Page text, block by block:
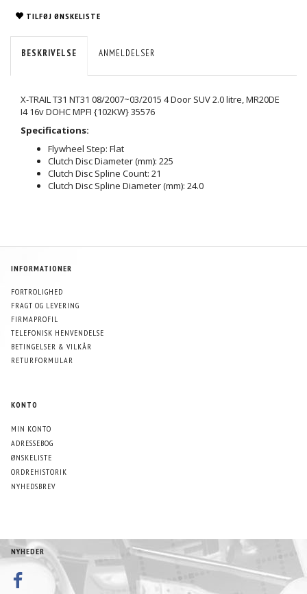
TILFØJ ØNSKELISTE
BESKRIVELSE ANMELDELSER
X-TRAIL T31 NT31 08/2007~03/2015 4 Door SUV 2.0 litre, MR20DE
I4 16v DOHC MPFI {102KW} 35576
Specifications:
Flywheel Step: Flat
Clutch Disc Diameter (mm): 225
Clutch Disc Spline Count: 21
Clutch Disc Spline Diameter (mm): 24.0
INFORMATIONER
FORTROLIGHED
FRAGT OG LEVERING
FIRMAPROFIL
TELEFONISK HENVENDELSE
BETINGELSER & VILKÅR
RETURFORMULAR
KONTO
MIN KONTO
ADRESSEBOG
ØNSKELISTE
ORDREHISTORIK
NYHEDSBREV
NYHEDER